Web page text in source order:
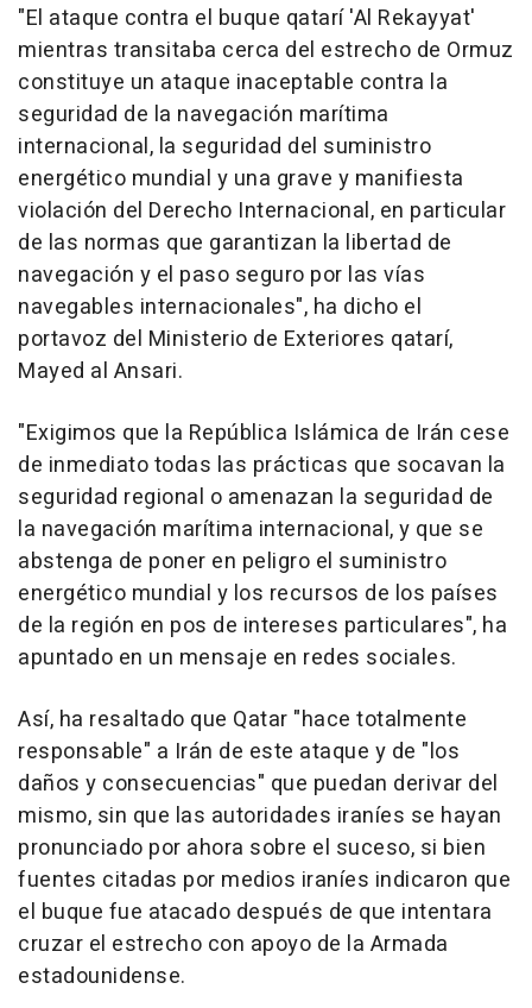
"El ataque contra el buque qatarí 'Al Rekayyat'
mientras transitaba cerca del estrecho de Ormuz
constituye un ataque inaceptable contra la
seguridad de la navegación marítima
internacional, la seguridad del suministro
energético mundial y una grave y manifiesta
violación del Derecho Internacional, en particular
de las normas que garantizan la libertad de
navegación y el paso seguro por las vías
navegables internacionales", ha dicho el
portavoz del Ministerio de Exteriores qatarí,
Mayed al Ansari.
"Exigimos que la República Islámica de Irán cese
de inmediato todas las prácticas que socavan la
seguridad regional o amenazan la seguridad de
la navegación marítima internacional, y que se
abstenga de poner en peligro el suministro
energético mundial y los recursos de los países
de la región en pos de intereses particulares", ha
apuntado en un mensaje en redes sociales.
Así, ha resaltado que Qatar "hace totalmente
responsable" a Irán de este ataque y de "los
daños y consecuencias" que puedan derivar del
mismo, sin que las autoridades iraníes se hayan
pronunciado por ahora sobre el suceso, si bien
fuentes citadas por medios iraníes indicaron que
el buque fue atacado después de que intentara
cruzar el estrecho con apoyo de la Armada
estadounidense.